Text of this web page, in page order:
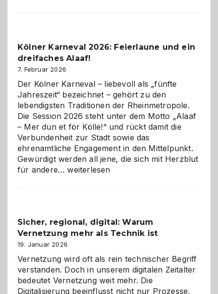
geworden
Kölner Karneval 2026: Feierlaune und ein
dreifaches Alaaf!
7. Februar 2026
Der Kölner Karneval – liebevoll als „fünfte
Jahreszeit“ bezeichnet – gehört zu den
lebendigsten Traditionen der Rheinmetropole.
Die Session 2026 steht unter dem Motto „Alaaf
– Mer dun et för Kölle!“ und rückt damit die
Verbundenheit zur Stadt sowie das
ehrenamtliche Engagement in den Mittelpunkt.
Gewürdigt werden all jene, die sich mit Herzblut
für andere…Kölner
ein
dreifaches
Alaaf!
weiterlesen
Sicher, regional, digital: Warum
Vernetzung mehr als Technik ist
19. Januar 2026
Vernetzung wird oft als rein technischer Begriff
verstanden. Doch in unserem digitalen Zeitalter
bedeutet Vernetzung weit mehr. Die
Digitalisierung beeinflusst nicht nur Prozesse,